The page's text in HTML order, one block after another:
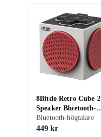
8Bitdo Retro Cube 2
Speaker Bluetooth-
högtalare
Bluetooth-högtalare
449 kr